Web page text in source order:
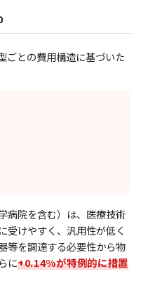
ごとの費用構造に基づいた
病院を含む）は、医療技術
受けやすく、汎用性が低く
等を調達する必要性から物
に+0.14%が特例的に措置